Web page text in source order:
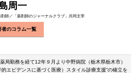
周一
剤師／「薬剤師のジャーナルクラブ」共同主宰
者のコラム一覧
局勤務を経て12年９月より中野病院（栃木県栃木市）
エビデンスに基づく医療）スタイル診療支援”の確立を